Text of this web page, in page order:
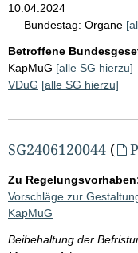
10.04.2024
Bundestag: Organe
Betroffene
KapMuG [alle SG hierzu]
VDuG [alle SG hierzu]
SG2406120044 (
Zu
Vorschläge zur
KapMuG
Beibehaltung der